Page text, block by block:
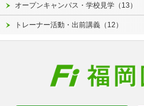
オープンキャンパス・学校見学（13）
トレーナー活動・出前講義（12）